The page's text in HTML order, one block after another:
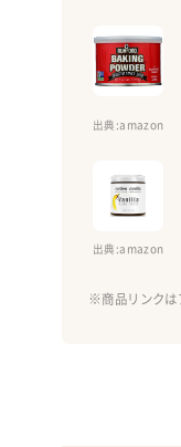
出典 :amazon
出典 :amazon